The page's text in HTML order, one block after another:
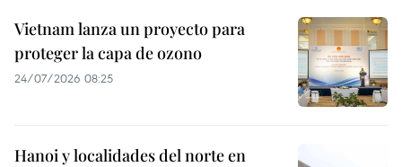
Vietnam lanza un proyecto para
proteger la capa de ozono
24/07/2026 08:25
Hanoi y localidades del norte en